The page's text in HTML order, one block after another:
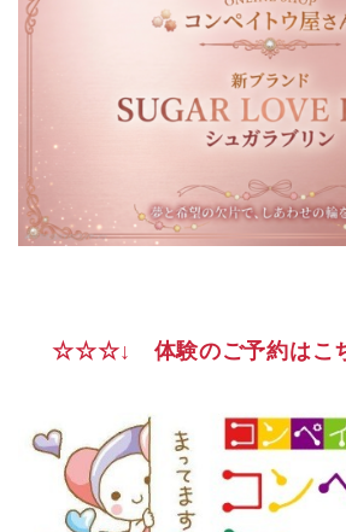
☆☆☆↓ 体験のご予約は